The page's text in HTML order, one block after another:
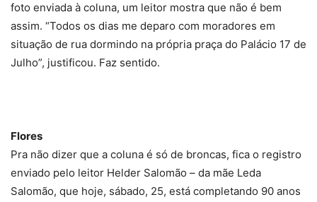
foto enviada à coluna, um leitor mostra que não é bem
assim. “Todos os dias me deparo com moradores em
situação de rua dormindo na própria praça do Palácio 17 de
Julho”, justificou. Faz sentido.
Flores
Pra não dizer que a coluna é só de broncas, fica o registro
enviado pelo leitor Helder Salomão – da mãe Leda
Salomão, que hoje, sábado, 25, está completando 90 anos